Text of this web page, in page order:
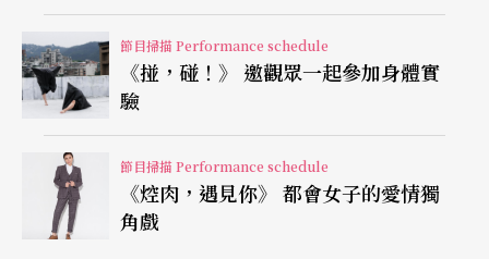
節目掃描 Performance schedule
《掽，碰！》 邀觀眾一起參加身體實
驗
節目掃描 Performance schedule
《焢肉，遇見你》 都會女子的愛情獨
角戲